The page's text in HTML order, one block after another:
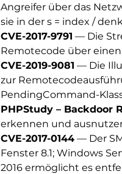
Angreifer über das
sie in der s = index /
CVE-2017-9791 — Die
Remotecode über
CVE-2019-9081 — Die
zur
PendingCommand-
PHPStudy – Backdoor
erkennen und
CVE-2017-0144 — Der
Fenster 8.1; Windows
2016 ermöglicht es